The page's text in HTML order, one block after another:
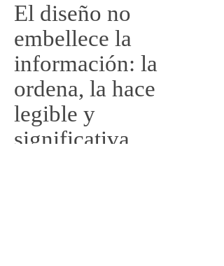
El diseño no
embellece la
información: la
ordena, la hace
legible y
significativa